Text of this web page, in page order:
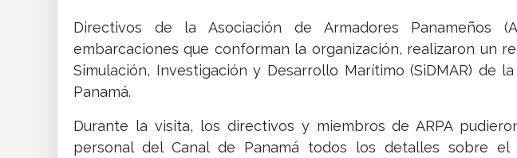
Directivos de la Asociación de Armadores Panameños
embarcaciones que conforman la organización, realizaron un
Simulación, Investigación y Desarrollo Marítimo (SiDMAR) de
Panamá.
Durante la visita, los directivos y miembros de ARPA
personal del Canal de Panamá todos los detalles sobre el